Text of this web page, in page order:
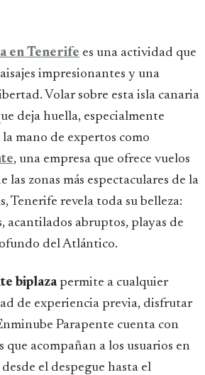
en Tenerife es una actividad que
impresionantes y una
Volar sobre esta isla canaria
deja huella, especialmente
mano de expertos como
, una empresa que ofrece vuelos
las zonas más espectaculares de la
Tenerife revela toda su belleza:
acantilados abruptos, playas de
del Atlántico.
biplazapermite a cualquier
de experiencia previa, disfrutar
Parapente cuenta con
acompañan a los usuarios en
el despegue hasta el